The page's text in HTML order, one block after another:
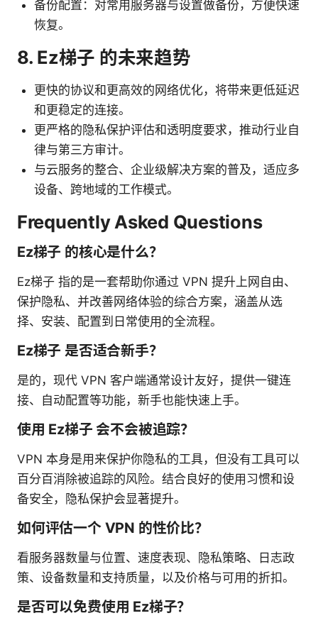
备份配置：对常用服务器与设置做备份，方便快速
恢复。
8. Ez梯子 的未来趋势
更快的协议和更高效的网络优化，将带来更低延迟
和更稳定的连接。
更严格的隐私保护评估和透明度要求，推动行业自
律与第三方审计。
与云服务的整合、企业级解决方案的普及，适应多
设备、跨地域的工作模式。
Frequently Asked Questions
Ez梯子 的核心是什么？
Ez梯子 指的是一套帮助你通过 VPN 提升上网自由、
保护隐私、并改善网络体验的综合方案，涵盖从选
择、安装、配置到日常使用的全流程。
Ez梯子 是否适合新手？
是的，现代 VPN 客户端通常设计友好，提供一键连
接、自动配置等功能，新手也能快速上手。
使用 Ez梯子 会不会被追踪？
VPN 本身是用来保护你隐私的工具，但没有工具可以
百分百消除被追踪的风险。结合良好的使用习惯和设
备安全，隐私保护会显著提升。
如何评估一个 VPN 的性价比？
看服务器数量与位置、速度表现、隐私策略、日志政
策、设备数量和支持质量，以及价格与可用的折扣。
是否可以免费使用 Ez梯子？